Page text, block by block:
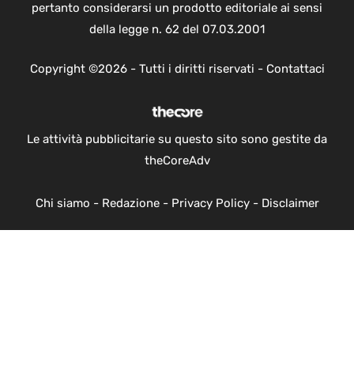
pertanto considerarsi un prodotto editoriale ai sensi
della legge n. 62 del 07.03.2001
Copyright ©2026 - Tutti i diritti riservati - Contattaci
Le attività pubblicitarie su questo sito sono gestite da
theCoreAdv
Chi siamo - Redazione- Privacy Policy- Disclaimer